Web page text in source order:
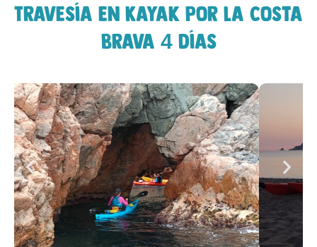
Travesía en Kayak por la Costa
Brava 4 días